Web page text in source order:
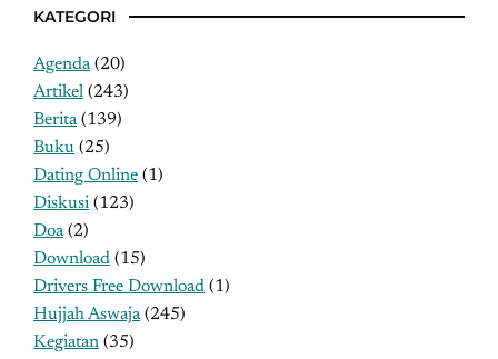
KATEGORI
Agenda(20)
Artikel (243)
Berita(139)
Buku (25)
Dating Online (1)
Diskusi (123)
Doa(2)
Download (15)
Drivers Free Download (1)
Hujjah Aswaja(245)
Kegiatan (35)